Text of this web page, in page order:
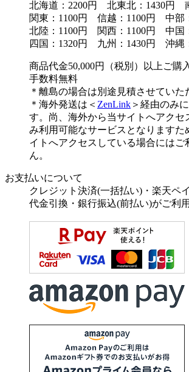
北海道：2200円 北東北：1430円
関東：1100円 信越：1100円 中部
北陸：1100円 関西：1100円 中国
四国：1320円 九州：1430円 沖縄
商品代金50,000円（税別）以上ご購
手数料無料
＊離島の場合は別途見積させていた
＊海外発送は＜ ZenLink ＞経由のみ
す。尚、海外から当サイトへアクセ
み利用可能なサービスとなりますた
イトへアクセスしている場合にはご
ん。
お支払いについて
クレジット決済(一括払い)・楽天ペイ
代金引換・銀行振込(前払い)がご利